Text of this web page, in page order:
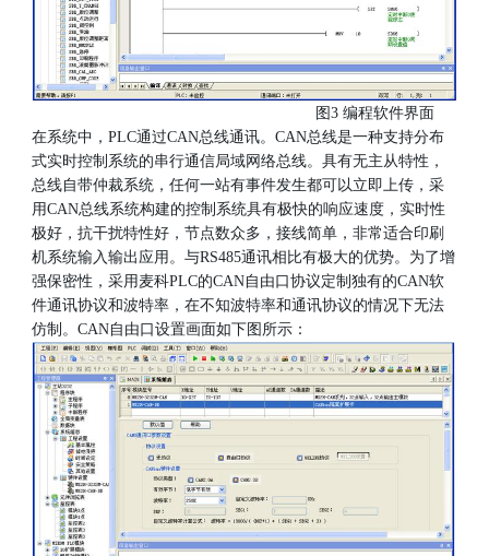
图3 编程软件界面
在系统中，PLC通过CAN总线通讯。CAN总线是一种支持分布
式实时控制系统的串行通信局域网络总线。具有无主从特性，
总线自带仲裁系统，任何一站有事件发生都可以立即上传，采
用CAN总线系统构建的控制系统具有极快的响应速度，实时性
极好，抗干扰特性好，节点数众多，接线简单，非常适合印刷
机系统输入输出应用。与RS485通讯相比有极大的优势。为了增
强保密性，采用麦科PLC的CAN自由口协议定制独有的CAN软
件通讯协议和波特率，在不知波特率和通讯协议的情况下无法
仿制。CAN自由口设置画面如下图所示：